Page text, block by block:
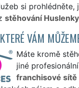
si prohlédněte,
stěhování
VÁM
Máte kromě
jiné
franchisové sítě